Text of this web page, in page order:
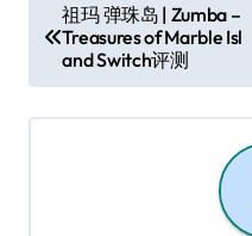
章
导
航
祖玛 弹珠岛 | Zumba –
Treasures of Marble Isl
and Switch评测